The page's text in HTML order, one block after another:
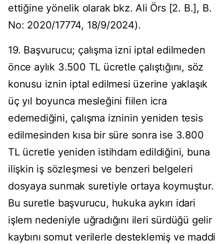
ettiğine yönelik olarak bkz. Ali Örs [2. B.], B.
No: 2020/17774, 18/9/2024).
19. Başvurucu; çalışma izni iptal edilmeden
önce aylık 3.500 TL ücretle çalıştığını, söz
konusu iznin iptal edilmesi üzerine yaklaşık
üç yıl boyunca mesleğini fiilen icra
edemediğini, çalışma izninin yeniden tesis
edilmesinden kısa bir süre sonra ise 3.800
TL ücretle yeniden istihdam edildiğini, buna
ilişkin iş sözleşmesi ve benzeri belgeleri
dosyaya sunmak suretiyle ortaya koymuştur.
Bu suretle başvurucu, hukuka aykırı idari
işlem nedeniyle uğradığını ileri sürdüğü gelir
kaybını somut verilerle desteklemiş ve maddi